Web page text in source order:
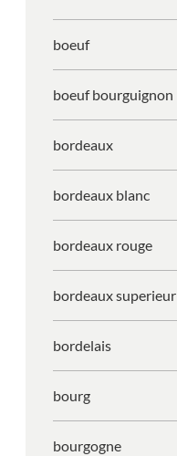
boeuf
boeuf bourguignon
bordeaux
bordeaux blanc
bordeaux rouge
bordeaux superieur
bordelais
bourg
bourgogne